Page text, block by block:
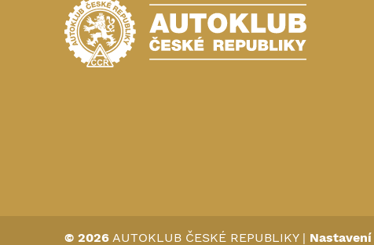
© 2026 AUTOKLUB ČESKÉ REPUBLIKY|